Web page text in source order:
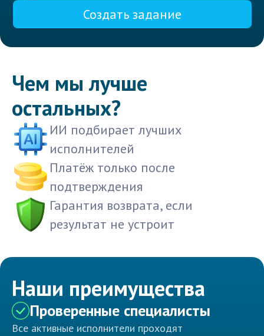
Создать задание
Чем мы лучше
остальных?
ИИ подбирает лучших
исполнителей
Платёж только после
подтверждения
Гарантия возврата, если
результат не устроит
Наши преимущества
Проверенные специалисты
Все активные исполнители проходят